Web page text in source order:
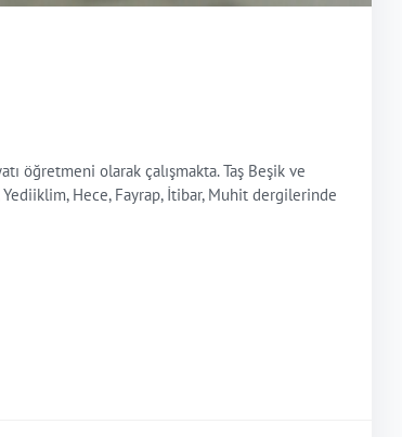
öğretmeni olarak çalışmakta. Taş Beşik ve
Hece, Fayrap, İtibar, Muhit dergilerinde